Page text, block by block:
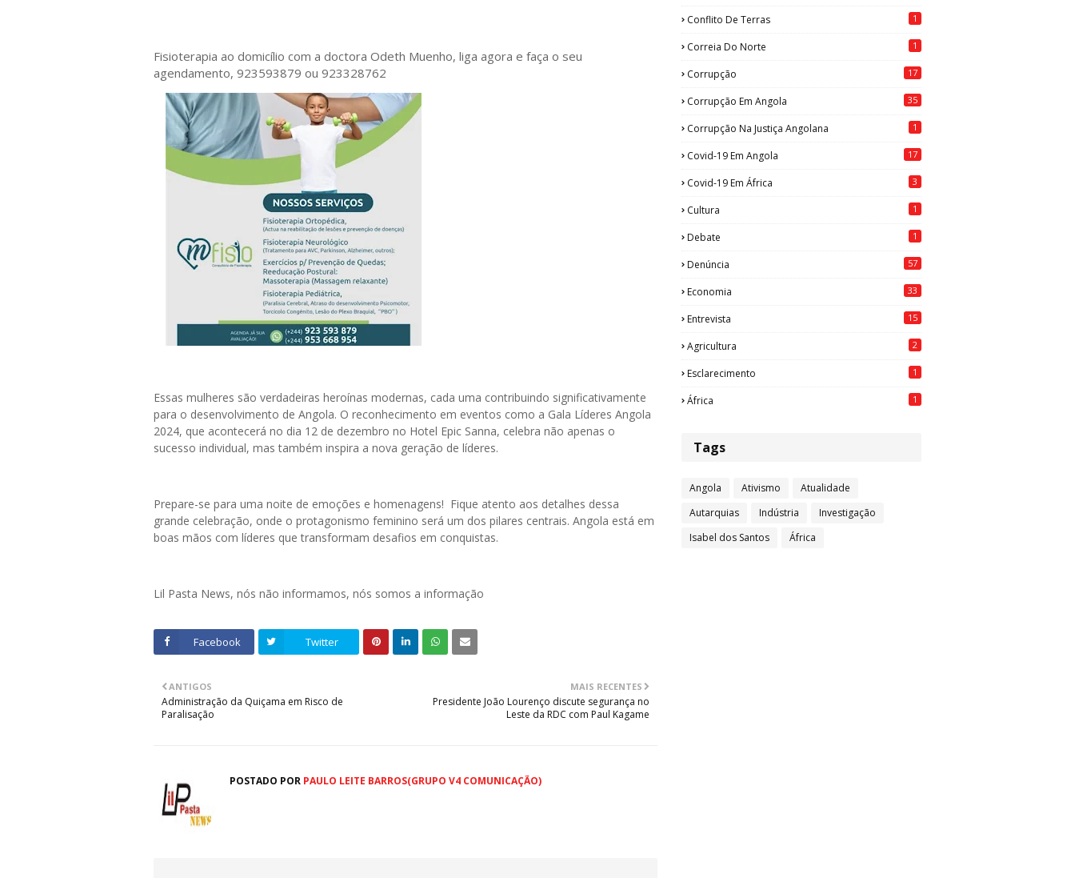
Fisioterapia ao domicílio com a doctora Odeth Muenho, liga agora e faça o seu
agendamento, 923593879 ou 923328762
Essas mulheres são verdadeiras heroínas modernas, cada uma contribuindo significativamente
para o desenvolvimento de Angola. O reconhecimento em eventos como a Gala Líderes Angola
2024, que acontecerá no dia 12 de dezembro no Hotel Epic Sanna, celebra não apenas o
sucesso individual, mas também inspira a nova geração de líderes.
Prepare-se para uma noite de emoções e homenagens! Fique atento aos detalhes dessa
grande celebração, onde o protagonismo feminino será um dos pilares centrais. Angola está em
boas mãos com líderes que transformam desafios em conquistas.
Lil Pasta News, nós não informamos, nós somos a informação
Facebook Twitter
MAIS RECENTES
Presidente João Lourenço discute segurança no
Leste da RDC com Paul Kagame
ANTIGOS
Administração da Quiçama em Risco de
Paralisação
POSTADO POR PAULO LEITE BARROS(GRUPO V4 COMUNICAÇÃO)
Conflito De Terras 1
Correia Do Norte 1
Corrupção 17
Corrupção Em Angola 35
Corrupção Na Justiça Angolana 1
Covid-19 Em Angola 17
Covid-19 Em África 3
Cultura 1
Debate 1
Denúncia 57
Economia 33
Entrevista 15
Agricultura 2
Esclarecimento 1
África 1
Tags
Angola Ativismo
Atualidade
Autarquias
Indústria
Investigação
Isabel dos Santos
África